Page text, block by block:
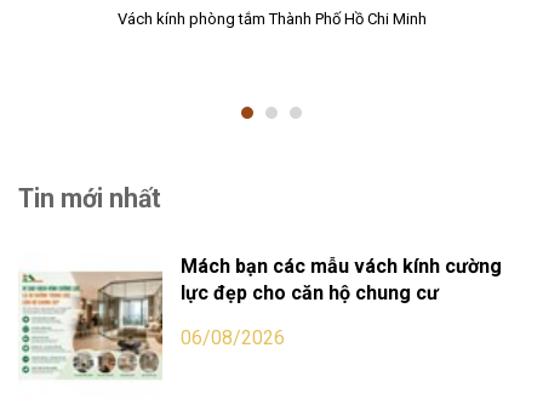
Vách kính phòng tắm Thành Phố Hồ Chi Minh
Tin mới nhất
Mách bạn các mẫu vách kính cường
lực đẹp cho căn hộ chung cư
06/08/2026